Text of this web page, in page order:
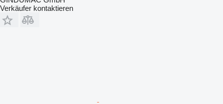
Verkäufer kontaktieren